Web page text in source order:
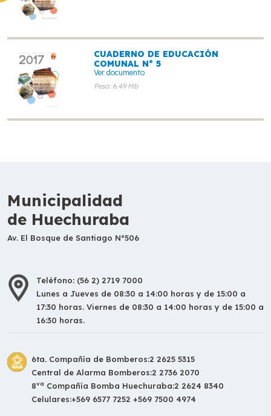
CUADERNO DE EDUCACIÓN
COMUNAL N° 5
Ver documento
Peso: 6.49 Mb
Municipalidad
de Huechuraba
Av. El Bosque de Santiago N°506
Teléfono: (56 2) 2719 7000
Lunes a Jueves de 08:30 a 14:00 horas y de 15:00 a
17:30 horas. Viernes de 08:30 a 14:00 horas y de 15:00 a
16:30 horas.
6ta. Compañía de Bomberos:2 2625 5315
Central de Alarma Bomberos:2 2736 2070
8va Compañía Bomba Huechuraba:2 2624 8340
Celulares:+569 6577 7252 +569 7500 4974